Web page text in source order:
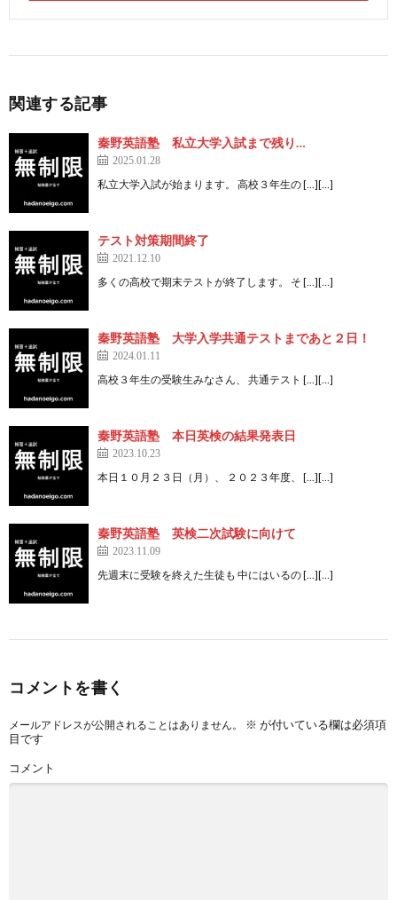
関連する記事
秦野英語塾 私立大学入試まで残り…
2025.01.28
私立大学入試が始まります。 高校３年生の […][…]
テスト対策期間終了
2021.12.10
多くの高校で期末テストが終了します。 そ […][…]
秦野英語塾 大学入学共通テストまであと２日！
2024.01.11
高校３年生の受験生みなさん、 共通テスト […][…]
秦野英語塾 本日英検の結果発表日
2023.10.23
本日１０月２３日（月）、 ２０２３年度、 […][…]
秦野英語塾 英検二次試験に向けて
2023.11.09
先週末に受験を終えた生徒も 中にはいるの […][…]
コメントを書く
メールアドレスが公開されることはありません。 ※ が付いている欄は必須項
目です
コメント